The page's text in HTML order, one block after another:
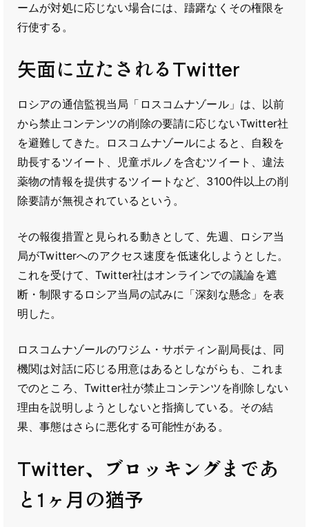
ームが対処に応じない場合には、躊躇なくその権限を
行使する。
矢面に立たされるTwitter
ロシアの通信監視当局「ロスコムナゾール」は、以前
から禁止コンテンツの削除の要請に応じないTwitter社
を避難してきた。ロスコムナゾールによると、自殺を
助長するツイート、児童ポルノを含むツイート、違法
薬物の情報を提供するツイートなど、3100件以上の削
除要請が無視されているという。
その報復措置と見られる動きとして、先週、ロシア当
局がTwitterへのアクセス速度を低速化しようとした。
これを受けて、Twitter社はオンラインでの議論を遮
断・制限するロシア当局の試みに「深刻な懸念」を表
明した。
ロスコムナゾールのワジム・サボティン副局長は、同
機関は対話に応じる用意はあるとしながらも、これま
でのところ、Twitter社が禁止コンテンツを削除しない
理由を説明しようとしないと指摘している。その結
果、事態はさらに悪化する可能性がある。
Twitter、ブロッキングまであ
と1ヶ月の猶予